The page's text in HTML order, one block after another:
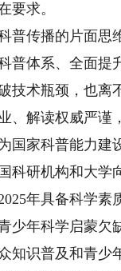
要求。
传播的片面思
普体系、全面
技术瓶颈，也离
、解读权威严谨
国家科普能力建
研机构和大学
年具备科学素
少年科学启蒙
知识普及和青少